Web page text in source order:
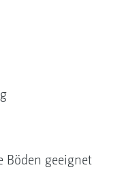
Böden geeignet